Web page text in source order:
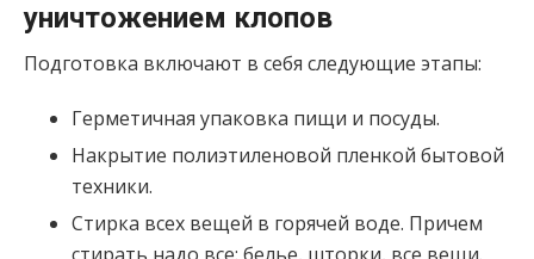
уничтожением клопов
Подготовка включают в себя следующие этапы:
Герметичная упаковка пищи и посуды.
Накрытие полиэтиленовой пленкой бытовой
техники.
Стирка всех вещей в горячей воде. Причем